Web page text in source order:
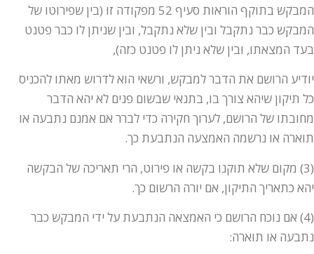
המבקש בתוקף הוראות סעיף 52 מפקודה זו (בין שפירוטו של
המבקש כבר נתקבל ובין שלא נתקבל, ובין שניתן לו כבר פטנט
בעד המצאתו, ובין שלא ניתן לו פטנט כזה),
יודיע הרושם את הדבר למבקש, ורשאי הוא לדרוש מאתו להכניס
כל תיקון שיהא צורך בו, בתנאי שבשום פנים לא יהא הדבר
מחובתו של הרושם, לערוך חקירה כדי לברר אם אמנם נתבעה או
תוארה או נרשמה האמצעה הנתבעת כך.
(3) מקום שלא תוקנו בקשה או פירוט, הרי תאריכה של הבקשה
יהא כתאריך התיקון, אם יורה הרשום כך.
(4) אם נוכח הרושם כי האמצאה הנתבעת על ידי המבקש כבר
נתבעה או תוארה: